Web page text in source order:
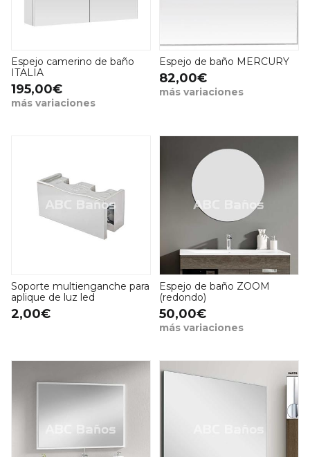
Espejo camerino de baño
ITALIA
195,00€
más variaciones
Espejo de baño MERCURY
82,00€
más variaciones
Soporte multienganche para
aplique de luz led
2,00€
Espejo de baño ZOOM
(redondo)
50,00€
más variaciones